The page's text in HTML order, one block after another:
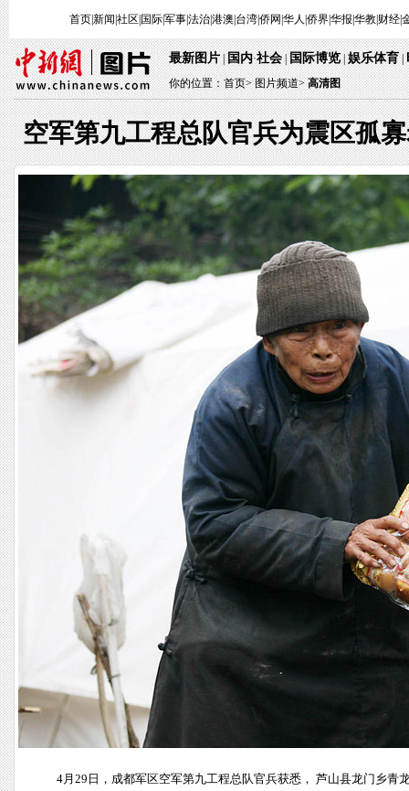
首页|新闻 社区 国际|军事|法治|港澳 台湾|侨网 华人 侨界|华报 华教| 财经|
最新图片|国内·社会|国际博览|娱乐体育|
你的位置：首页>图片频道> 高清图
空军第九工程总队官兵为震区孤
4月29日，成都军区空军第九工程总队官兵获悉， 芦山县龙门乡青